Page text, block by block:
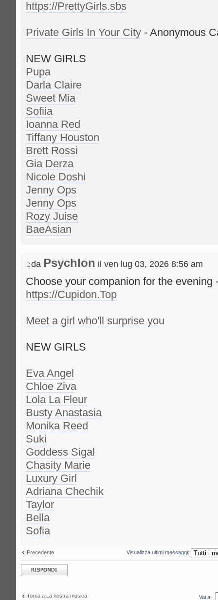
https://PrettyGirls.sbs
Private Girls In Your City - Anonymous
NEW GIRLS
Pupa
Darla Claire
Sweet Mia
Sofiia
Ioanna Red
Tiffany Houston
Brett Rossi
Gia Derza
Nicole Doshi
Jenny Ops
Jenny Ops
Rozy Juise
BaeAsian
da Psychlon il ven lug 03, 2026 8:56 am
Choose your companion for the evening
https://Cupidon.Top
Meet a girl who'll surprise you
NEW GIRLS
Eva Angel
Chloe Ziva
Lola La Fleur
Busty Anastasia
Monika Reed
Suki
Goddess Sigal
Chasity Marie
Luxury Girl
Adriana Chechik
Taylor
Bella
Sofia
Precedente Visualizza ultimi messaggi:
Rispondi al
messaggio
Torna a La nostra musica Vai a: